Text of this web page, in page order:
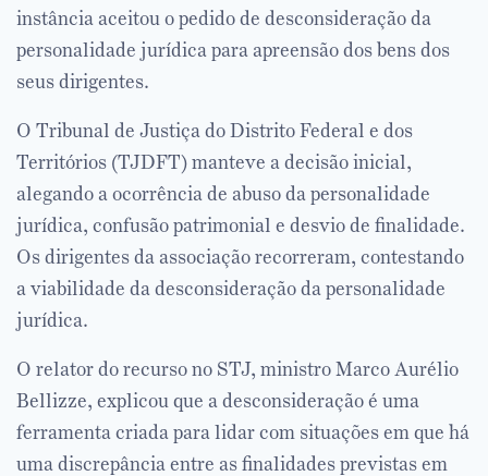
instância aceitou o pedido de desconsideração da
personalidade jurídica para apreensão dos bens dos
seus dirigentes.
O Tribunal de Justiça do Distrito Federal e dos
Territórios (TJDFT) manteve a decisão inicial,
alegando a ocorrência de abuso da personalidade
jurídica, confusão patrimonial e desvio de finalidade.
Os dirigentes da associação recorreram, contestando
a viabilidade da desconsideração da personalidade
jurídica.
O relator do recurso no STJ, ministro Marco Aurélio
Bellizze, explicou que a desconsideração é uma
ferramenta criada para lidar com situações em que há
uma discrepância entre as finalidades previstas em